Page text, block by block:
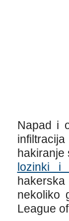
Napad i
hakiranje
lozinki i
nekoliko
League